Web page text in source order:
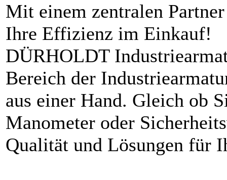
Mit einem zentralen
Ihre Effizienz im Einkauf!
DÜRHOLDT
Bereich der
aus einer Hand. Gleich ob
Manometer oder
Qualität und Lösungen für